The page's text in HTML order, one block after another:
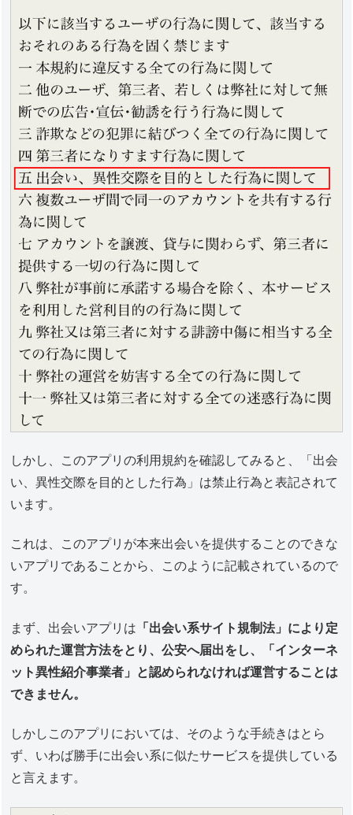
しかし、このアプリの利用規約を確認してみると、「出会
い、異性交際を目的とした行為」は禁止行為と表記されて
います。
これは、このアプリが本来出会いを提供することのできな
いアプリであることから、このように記載されているので
す。
まず、出会いアプリは 「出会い系サイト規制法」により定
められた運営方法をとり、公安へ届出をし、「インターネ
ット異性紹介事業者」と認められなければ運営することは
できません。
しかしこのアプリにおいては、そのような手続きはとら
ず、いわば勝手に出会い系に似たサービスを提供している
と言えます。